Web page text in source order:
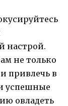
настрой.
не только
привлечь в
успешные
овладеть